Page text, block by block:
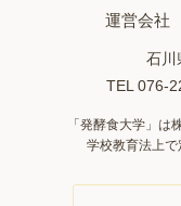
運営会社
石川
TEL 076-
「発酵食大学」
学校教育法上